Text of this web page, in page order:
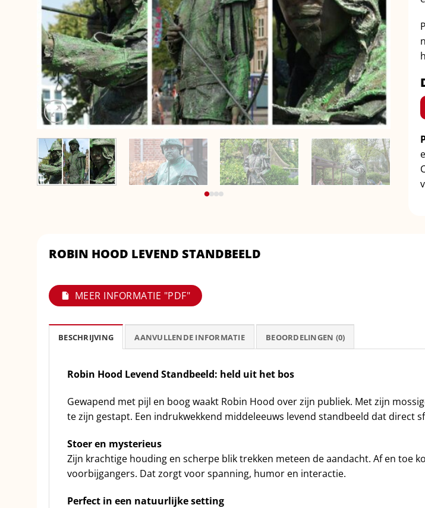
ROBIN HOOD LEVEND STANDBEELD
MEER INFORMATIE "PDF"
BESCHRIJVING AANVULLENDE INFORMATIE BEOORDELINGEN (0)
Robin Hood Levend Standbeeld: held uit het bos
Gewapend met pijl en boog waakt Robin Hood over zijn publiek. Met zijn
te zijn gestapt. Een indrukwekkend middeleeuws levend standbeeld dat direct
Stoer en mysterieus
Zijn krachtige houding en scherpe blik trekken meteen de aandacht. Af en toe
voorbijgangers. Dat zorgt voor spanning, humor en interactie.
Perfect in een natuurlijke setting